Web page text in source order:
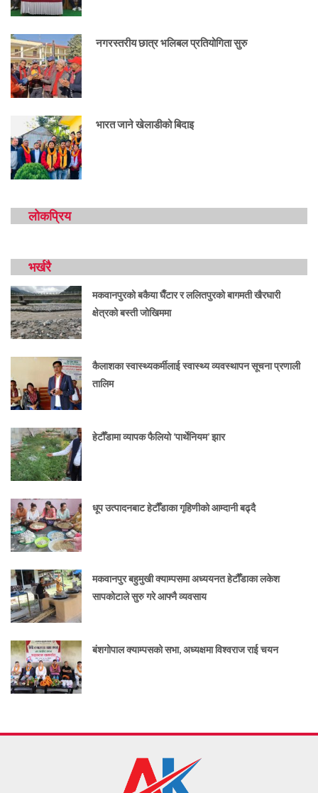
नगरस्तरीय छात्र भलिबल प्रतियोगिता सुरु
भारत जाने खेलाडीको बिदाइ
लोकप्रिय
भर्खरै
मकवानपुरको बकैया घैँटार र ललितपुरको बागमती खैरघारी
क्षेत्रको बस्ती जोखिममा
कैलाशका स्वास्थ्यकर्मीलाई स्वास्थ्य व्यवस्थापन सूचना प्रणाली
तालिम
हेटौँडामा व्यापक फैलियो ‘पार्थेनियम’ झार
धूप उत्पादनबाट हेटौँडाका गृहिणीको आम्दानी बढ्दै
मकवानपुर बहुमुखी क्याम्पसमा अध्ययनत हेटौँडाका लकेश
सापकोटाले सुरु गरे आफ्नै व्यवसाय
बंशगोपाल क्याम्पसको सभा, अध्यक्षमा विश्वराज राई चयन